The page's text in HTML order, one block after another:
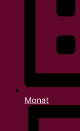
Monat